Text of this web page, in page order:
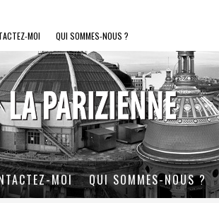
MOI QUI SOMMES-NOUS ?
MOI QUI SOMMES-NOUS ?